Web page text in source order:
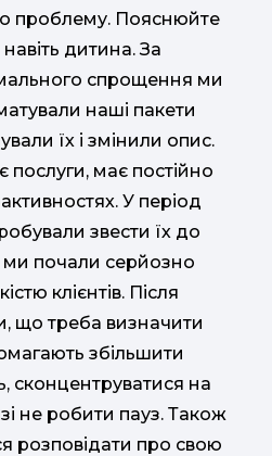
проблему. Пояснюйте
дитина. За
спрощення ми
наші пакети
їх і змінили опис.
має постійно
У період
звести їх до
ми почали серйозно
клієнтів. Після
що треба визначити
збільшити
сконцентруватися на
не робити пауз. Також
розповідати про свою